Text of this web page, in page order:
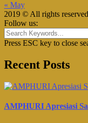
« May
2019 © All rights
Follow us:
Press ESC key to close
Recent Posts
AMPHURI Apresiasi